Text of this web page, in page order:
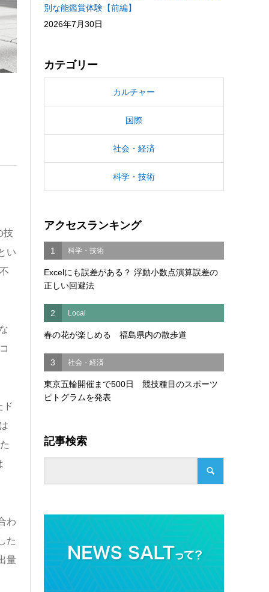
技
い
ド
わ
た
量
別な能鑑賞体験【前編】
2026年7月30日
カテゴリー
カルチャー
国際
社会・経済
科学・技術
アクセスランキング
1 科学・技術
Excelにも誤差がある？ 浮動小数点演算誤差の
正しい回避法
2 Local
春の花が楽しめる 福島県内の散歩道
3 社会・経済
東京五輪開催まで500日 競技種目のスポーツ
ピトグラムを発表
記事検索